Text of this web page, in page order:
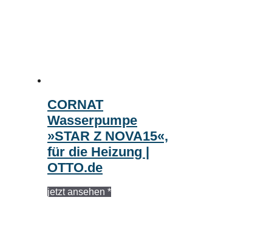
CORNAT
Wasserpumpe
»STAR Z NOVA15«,
für die Heizung |
OTTO.de
jetzt ansehen *